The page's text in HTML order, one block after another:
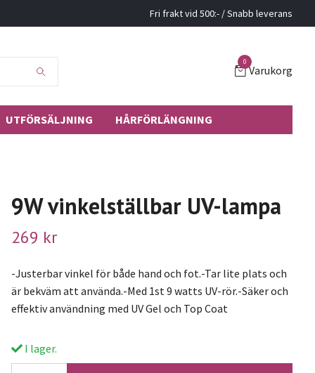
Fri frakt vid 500:- / Snabb leverans
0
Varukorg
UTFÖRSÄLJNING HÅRFÖRLÄNGNING
9W vinkelställbar UV-lampa
269 kr
-Justerbar vinkel för både hand och fot.-Tar lite plats och
är bekväm att använda.-Med 1st 9 watts UV-rör.-Säker och
effektiv användning med UV Gel och Top Coat
I lager.